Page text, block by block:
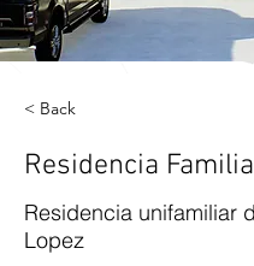
< Back
Residencia
Residencia unifamiliar
Lopez